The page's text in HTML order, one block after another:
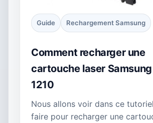
Guide Rechargement Samsung
Comment recharger une
cartouche laser
1210
Nous allons voir dans ce
faire pour recharger une